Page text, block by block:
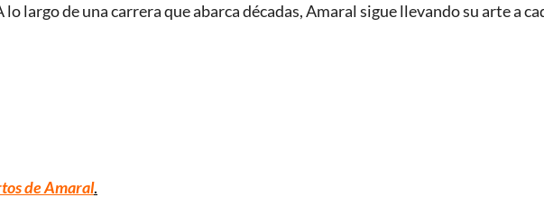
largo de una carrera que abarca décadas, Amaral sigue llevando su arte a
de Amaral.